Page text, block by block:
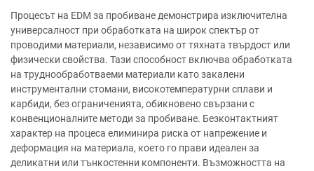
Процесът на EDM за пробиване демонстрира изключителна
универсалност при обработката на широк спектър от
проводими материали, независимо от тяхната твърдост или
физически свойства. Тази способност включва обработката
на труднообработваеми материали като закалени
инструментални стомани, високотемпературни сплави и
карбиди, без ограниченията, обикновено свързани с
конвенционалните методи за пробиване. Безконтактният
характер на процеса елиминира риска от напрежение и
деформация на материала, което го прави идеален за
деликатни или тънкостенни компоненти. Възможността на